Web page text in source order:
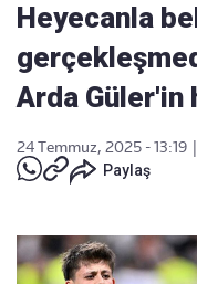
Heyecanla
Arda Güler'in
24 Temmuz, 2025 - 13:19
Paylaş